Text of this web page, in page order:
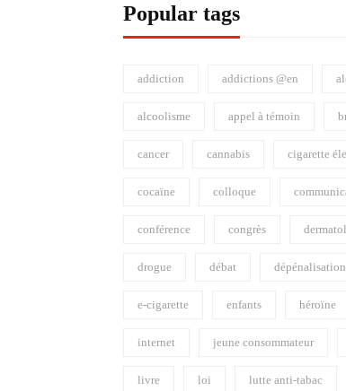
Popular tags
addiction addictions @en
alcoolisme appel à témoin
cancer cannabis cigarette
cocaïne colloque
conférence congrès
drogue débat dépénalisation
e-cigarette enfants héroïne
internet jeune consommateur
livre loi lutte anti-tabac